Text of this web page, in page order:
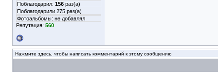
Поблагодарил: 156 раз(а)
Поблагодарили 275 раз(а)
Фотоальбомы: не добавлял
Репутация: 560
Нажмите здесь, чтобы написать комментарий к этому сообщению